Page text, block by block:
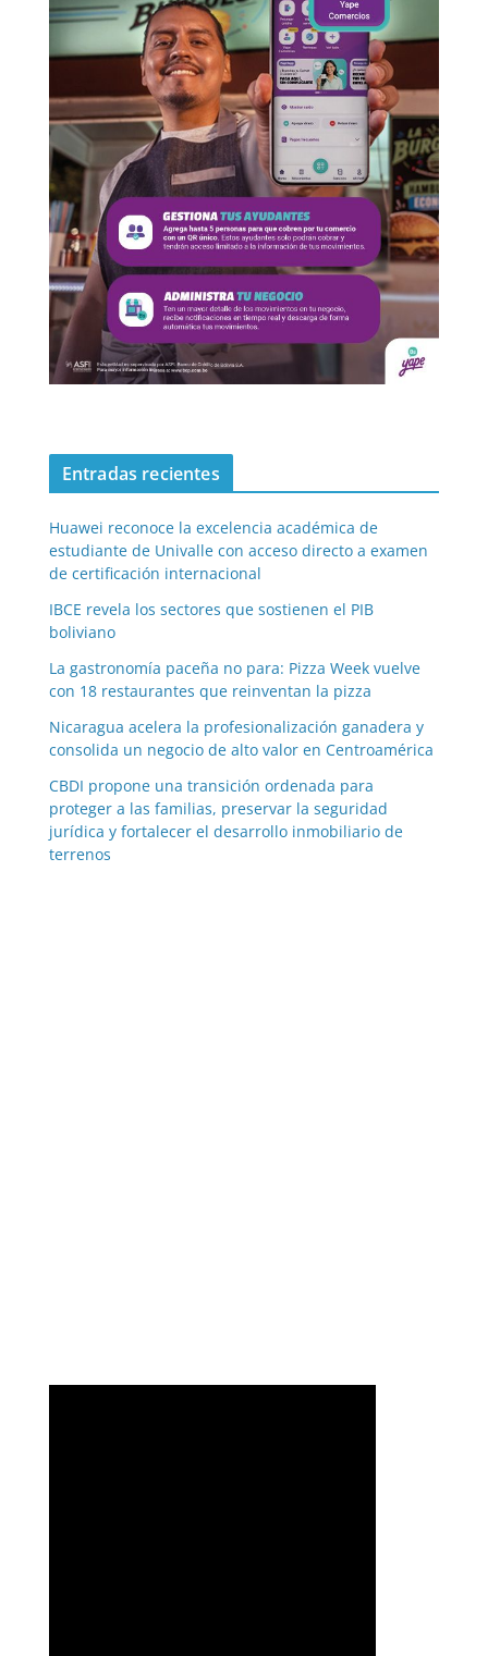
Entradas recientes
Huawei reconoce la excelencia académica de
estudiante de Univalle con acceso directo a examen
de certificación internacional
IBCE revela los sectores que sostienen el PIB
boliviano
La gastronomía paceña no para: Pizza Week vuelve
con 18 restaurantes que reinventan la pizza
Nicaragua acelera la profesionalización ganadera y
consolida un negocio de alto valor en Centroamérica
CBDI propone una transición ordenada para
proteger a las familias, preservar la seguridad
jurídica y fortalecer el desarrollo inmobiliario de
terrenos